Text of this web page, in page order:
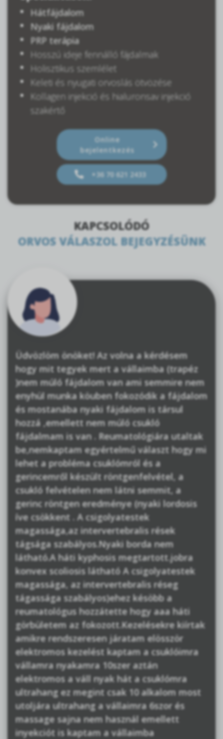
Hátfájdalom
Nyaki fájdalom
PRP terápia
Hosszú ideje fennálló fájdalmak
Holisztikus szemlélet
Keleti és nyugati orvoslás ötvözése
Kollagen injekció és hialuronsav injekció
szakértő
Online
bejelentkezés
+36 70 621 2433
KAPCSOLÓDÓ
ORVOS VÁLASZOL BEJEGYZÉSÜNK
Üdvözlöm önöket! Az volna a kérdésem
hogy mit tegyek mert a vállaimba (trapéz
)nem múló fájdalom van ami semmire nem
enyhül munka köuben fokozódik a fájdalom
és mostanába nyaki fájdalom is társul
hozzá ,emellett nem múló csukló
fájdalmam is van . Reumatológiára utaltak
be,nemkaptam egyértelmű választ hogy mi
lehet a probléma csuklómról és a
gerincemről készült röntgenfelvétel, a
csukló felvételen nem látni semmit, a
gerinc röntgen eredménye (nyaki lordosis
íve csökkent . A csigolyatestek
magassága,az intervertebralis rések
tágsága szabályos.Nyaki borda nem
látható.A háti kyphosis megtartott.jobra
konvex scoliosis látható A csigolyatestek
magassága, az intervertebralis réseg
tágassága szabályos)ehez késöbb a
reumatológus hozzátette hogy aaa háti
görbületem az fokozott.Kezelésekre kiírtak
amikre rendszeresen járatam elösször
elektromos kezelést kaptam a csuklóimra
vállamra nyakamra 10szer aztán
elektromos a váll nyak hát a csuklómra
ultrahang ez megint csak 10 alkalom most
utoljára ultrahang a vállaimra 6szor és
massage sajna nem használ emellett
inyekciót is kaptam a vállaimba